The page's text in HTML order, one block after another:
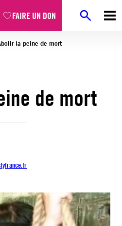
FAIRE UN DON
la peine de mort
de mort